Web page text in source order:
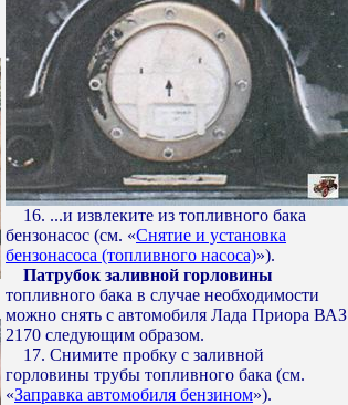
16. ...и извлеките из топливного бака
бензонасос (см. «Снятие и установка
бензонасоса (топливного насоса)»).
Патрубок заливной горловины
топливного бака в случае необходимости
можно снять с автомобиля Лада Приора ВАЗ
2170 следующим образом.
17. Снимите пробку с заливной
горловины трубы топливного бака (см.
«Заправка автомобиля бензином»).